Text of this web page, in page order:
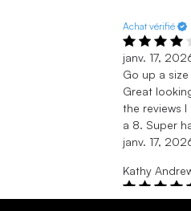
Achat vérifié
janv. 17,
Go up a size
Great
the reviews I
a 8. Super
janv. 17,
Kathy
nov. 21,